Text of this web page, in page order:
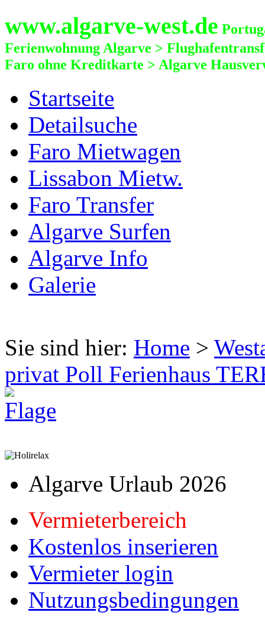
www.algarve-west.de
Ferienwohnung Algarve >
Faro ohne Kreditkarte > Algarve
Startseite
Detailsuche
Faro Mietwagen
Lissabon Mietw.
Faro Transfer
Algarve Surfen
Algarve Info
Galerie
Sie sind hier: Home >
privat Poll Ferienhaus
Algarve Urlaub 2026
Vermieterbereich
Kostenlos inserieren
Vermieter login
Nutzungsbedingungen